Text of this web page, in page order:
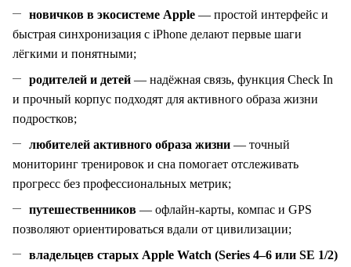
новичков в экосистеме Apple — простой интерфейс и
быстрая синхронизация с iPhone делают первые шаги
лёгкими и понятными;
родителей и детей — надёжная связь, функция Check In
и прочный корпус подходят для активного образа жизни
подростков;
любителей активного образа жизни — точный
мониторинг тренировок и сна помогает отслеживать
прогресс без профессиональных метрик;
путешественников — офлайн‑карты, компас и GPS
позволяют ориентироваться вдали от цивилизации;
владельцев старых Apple Watch (Series 4–6 или SE 1/2)